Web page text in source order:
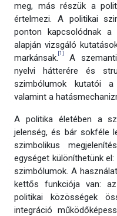
meg, más részük a
értelmezi. A politikai
ponton kapcsolódnak
alapján vizsgáló
markánsak. [1]
A
nyelvi hátterére és
szimbólumok kutatói
valamint a
A politika életében a
jelenség, és bár sokféle
szimbolikus
egységet különíthetünk
szimbólumok. A
kettős funkciója van:
politikai közösségek
integráció